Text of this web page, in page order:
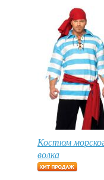
Костюм
волка